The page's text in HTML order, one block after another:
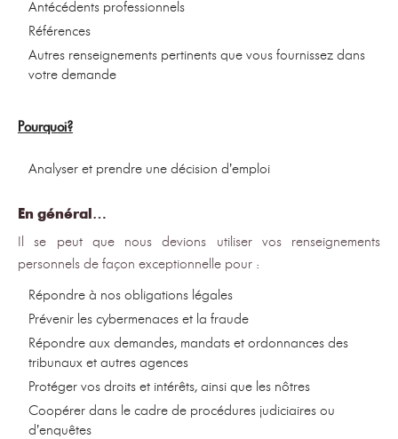
Antécédents professionnels
Références
Autres renseignements pertinents que vous fournissez dans
votre demande
Pourquoi?
Analyser et prendre une décision d’emploi
En général…
Il se peut que nous devions utiliser vos renseignements
personnels de façon exceptionnelle pour :
Répondre à nos obligations légales
Prévenir les cybermenaces et la fraude
Répondre aux demandes, mandats et ordonnances des
tribunaux et autres agences
Protéger vos droits et intérêts, ainsi que les nôtres
Coopérer dans le cadre de procédures judiciaires ou
d’enquêtes